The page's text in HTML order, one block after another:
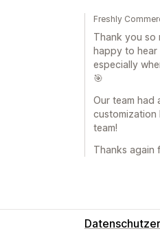
Freshly
Thank you so
happy to hear
especially
🎯
Our team had
customization
team!
Thanks again